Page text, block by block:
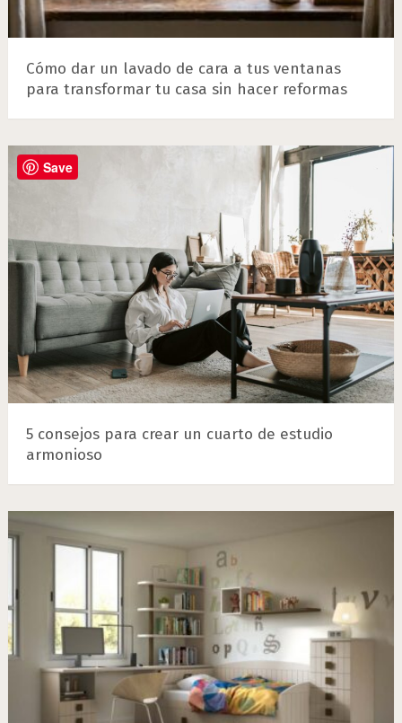
Cómo dar un lavado de cara a tus ventanas
para transformar tu casa sin hacer reformas
5 consejos para crear un cuarto de estudio
armonioso
Save